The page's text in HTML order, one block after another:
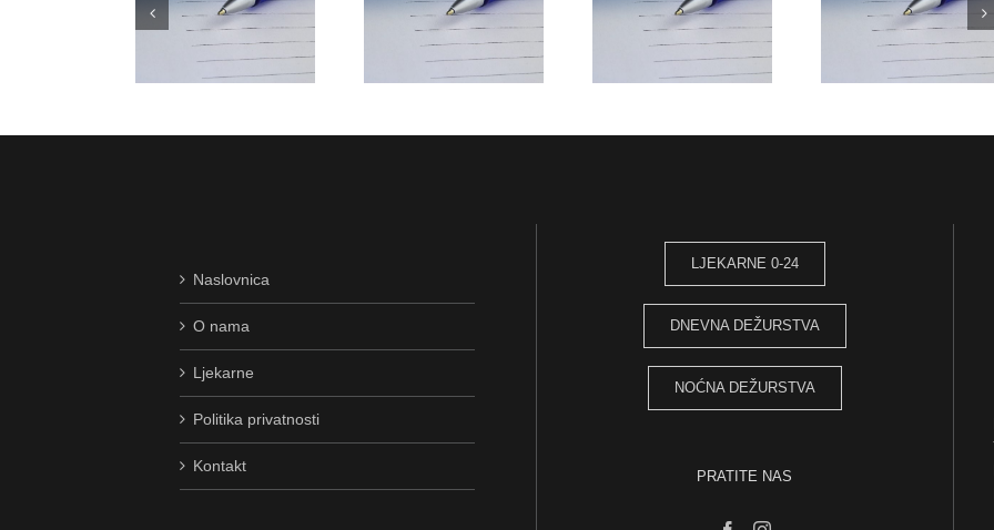
ODLUKU O
PRIJAMU –
VOZAČ/DOSTAVLJAČ
NATJEČAJ ZA
RADNO MJESTO –
FARMACEUTSKI
TEHNIČAR (M/Ž)
POZIV NA USMENO
TESTIRANJE –
DOSTAVLJAČ (M/Ž)
ODLUKA o
radni odnos
Magistar
Naslovnica
O nama
Ljekarne
Politika privatnosti
Kontakt
LJEKARNE 0-24
DNEVNA DEŽURSTVA
NOĆNA DEŽURSTVA
PRATITE NAS